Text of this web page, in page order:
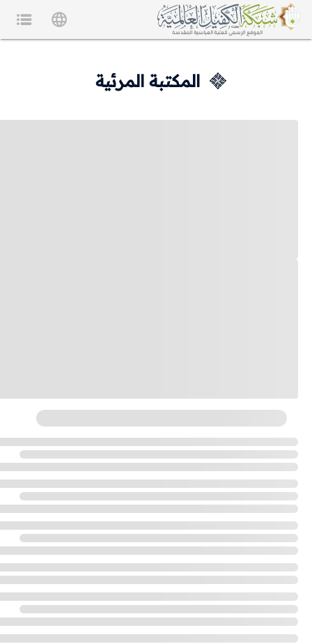
المكتبة المرئية